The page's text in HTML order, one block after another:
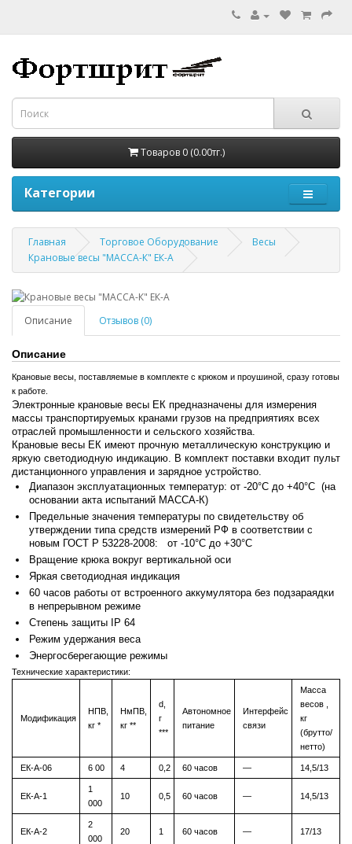
Товаров 0 (0.00тг.)
Категории
Главная Торговое Оборудование
Весы
Крановые весы "МАССА-К" ЕК-А
Описание Отзывов (0)
Описание
Крановые весы, поставляемые в комплекте с крюком и проушиной, сразу готовы
к работе.
Электронные крановые весы ЕК предназначены для измерения
массы транспортируемых кранами грузов на предприятиях всех
отраслей промышленности и сельского хозяйства.
Крановые весы ЕК имеют прочную металлическую конструкцию и
яркую светодиодную индикацию. В комплект поставки входит пульт
дистанционного управления и зарядное устройство.
Диапазон эксплуатационных температур: от -20°С до +40°С (на
основании акта испытаний МАССА-К)
Предельные значения температуры по свидетельству об
утверждении типа средств измерений РФ в соответствии с
новым ГОСТ P 53228-2008: от -10°С до +30°С
Вращение крюка вокруг вертикальной оси
Яркая светодиодная индикация
60 часов работы от встроенного аккумулятора без подзараядки
в непрерывном режиме
Степень защиты IP 64
Режим удержания веса
Энергосберегающие режимы
Технические характеристики:
Модификация
НПВ,
кг *
НмПВ,
кг **
d,
г
***
Автономное
питание
Интерфейс
связи
Масса
весов ,
кг
(брутто/
нетто)
ЕК-А-06 6 00 4 0,2 60 часов — 14,5/13
ЕК-А-1
1
000
10 0,5 60 часов — 14,5/13
ЕК-А-2
2
000
20 1 60 часов — 17/13